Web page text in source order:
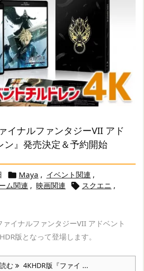
イナルファンタジーVII アド
ン』発売決定＆予約開始
 Maya , イベント関連 ,
ム関連 , 映画関連  スクエニ ,
ァイナルファンタジーVII アドベント
版となって登場します。
む 4KHDR版『ファイ ...